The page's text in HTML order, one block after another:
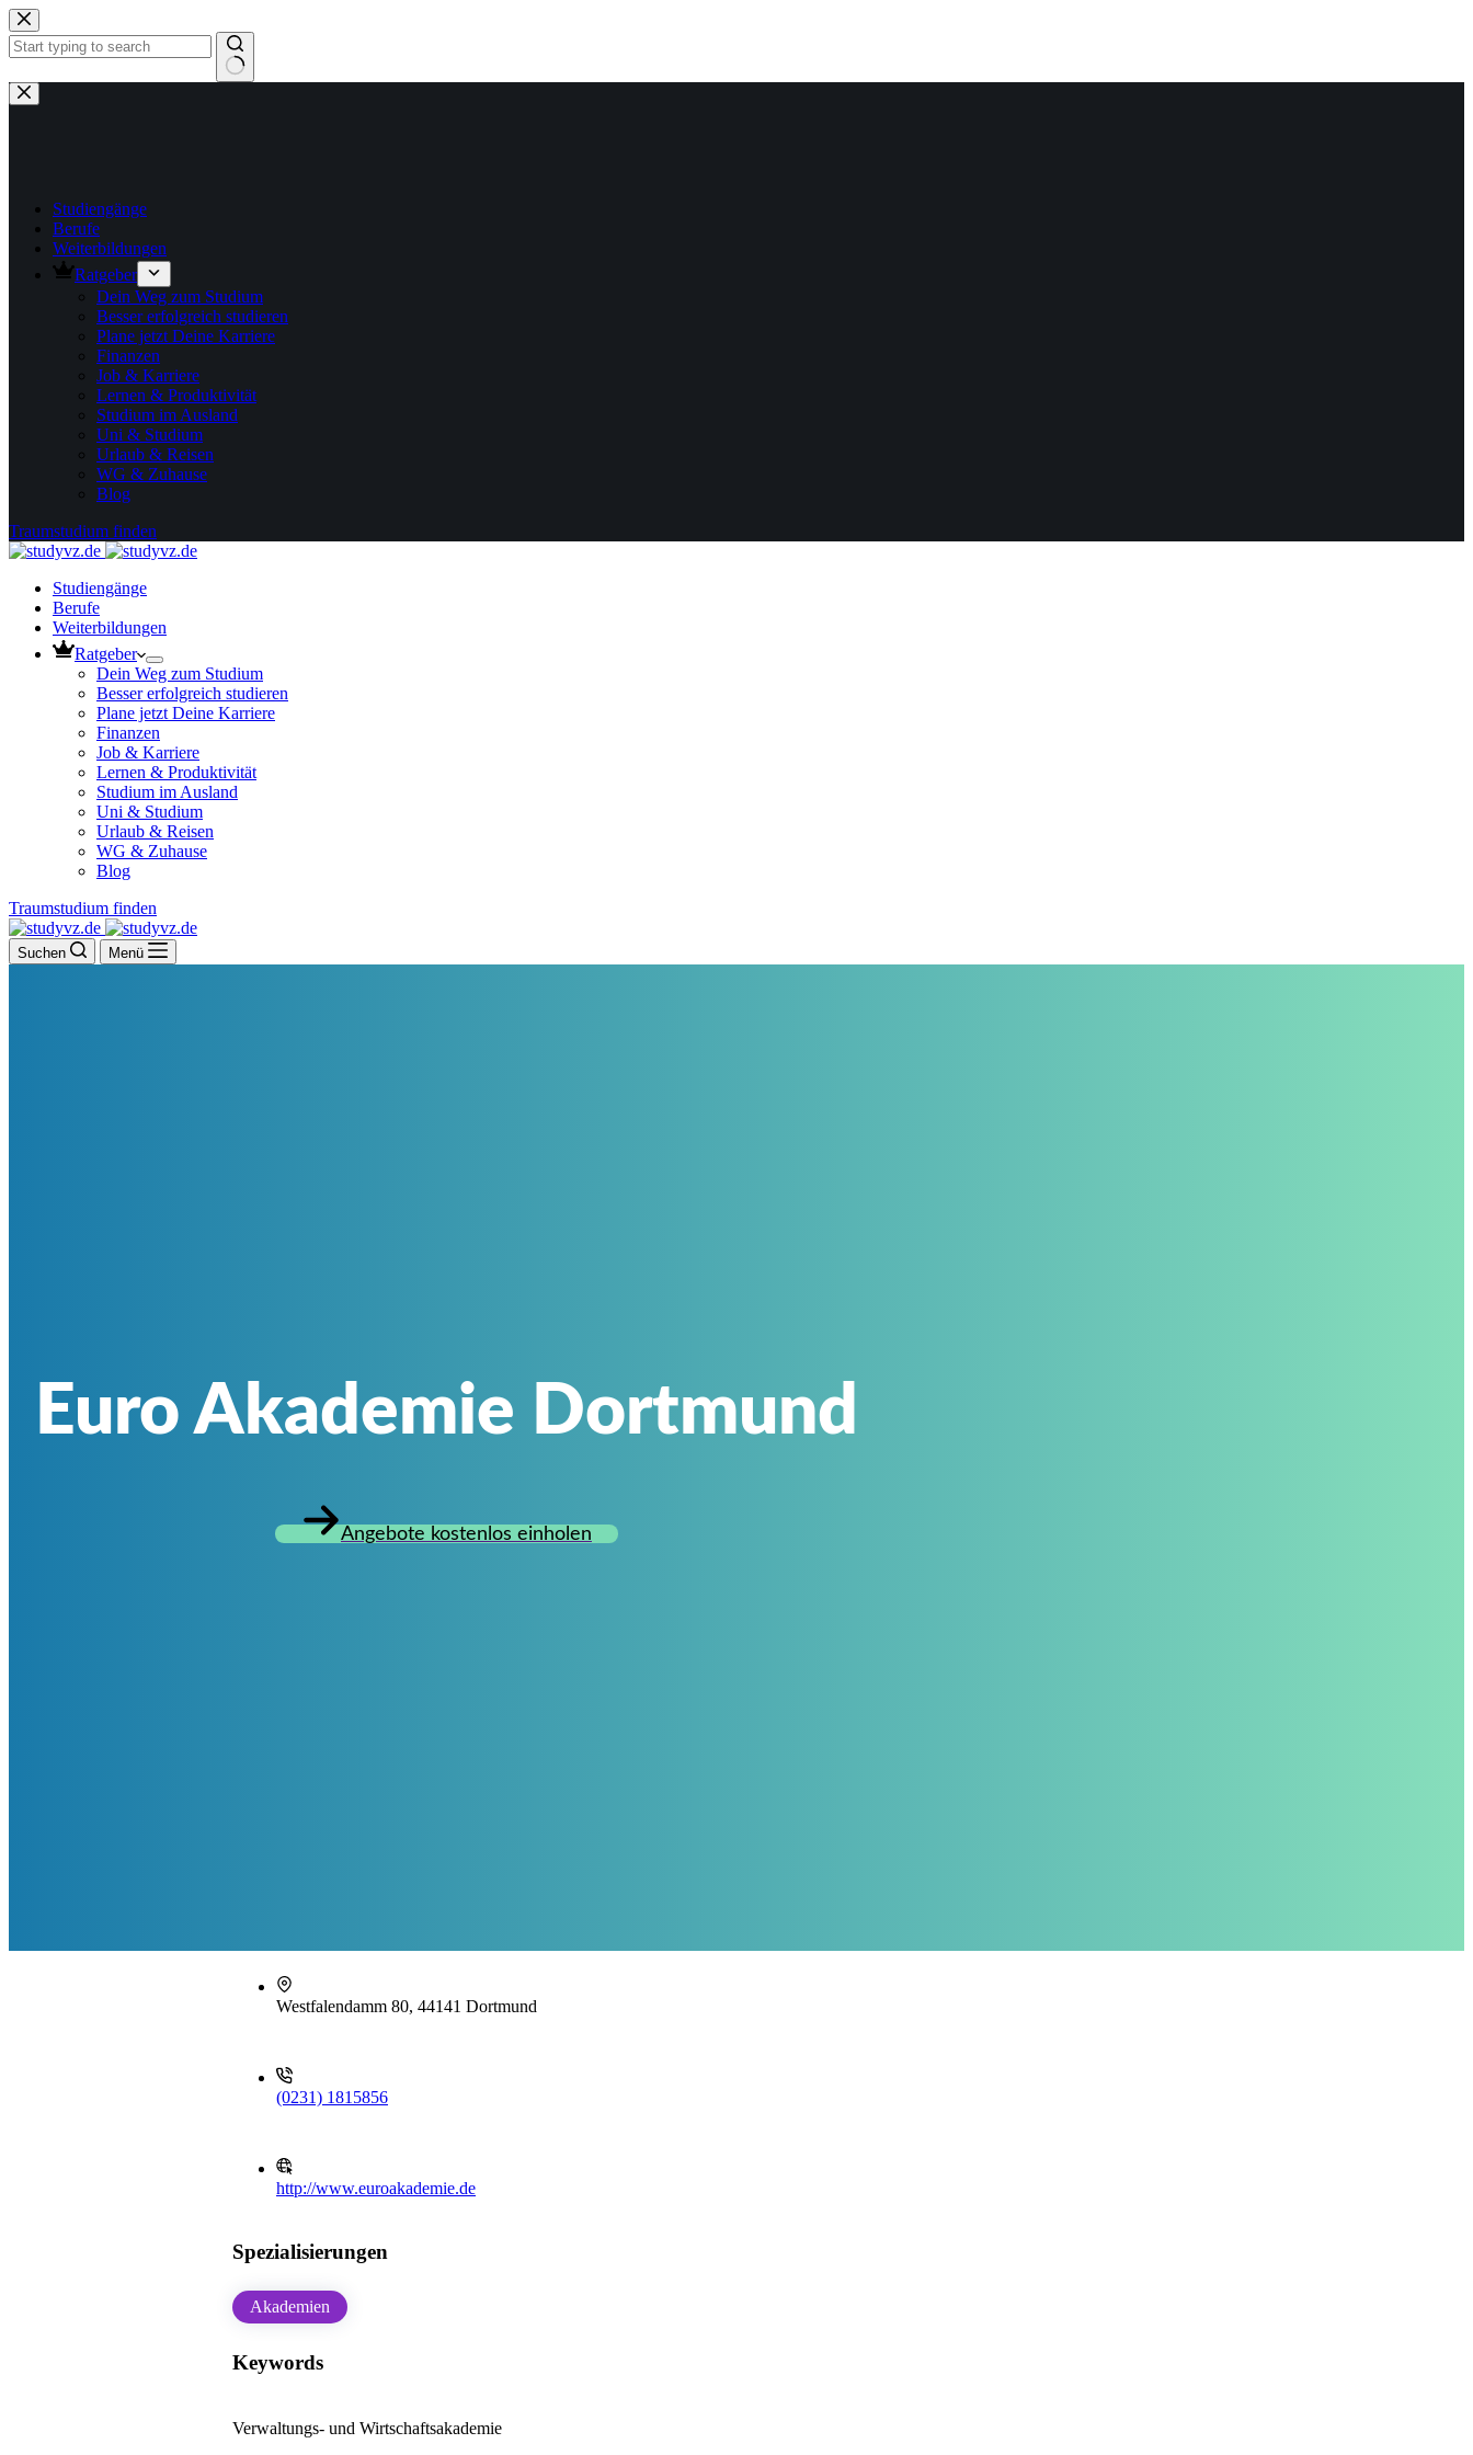
Zum
Inhalt
springen
Keine
Ergebnisse
Studiengänge
Berufe
Weiterbildungen
Ratgeber
Dein Weg zum Studium
Besser erfolgreich studieren
Plane jetzt Deine Karriere
Finanzen
Job & Karriere
Lernen & Produktivität
Studium im Ausland
Uni & Studium
Urlaub & Reisen
WG & Zuhause
Blog
Traumstudium finden
Studiengänge
Berufe
Weiterbildungen
Ratgeber
Dein Weg zum Studium
Besser erfolgreich studieren
Plane jetzt Deine Karriere
Finanzen
Job & Karriere
Lernen & Produktivität
Studium im Ausland
Uni & Studium
Urlaub & Reisen
WG & Zuhause
Blog
Traumstudium finden
Suchen Menü
Euro Akademie Dortmund
Angebote kostenlos einholen
Westfalendamm 80, 44141 Dortmund
(0231) 1815856
http://www.euroakademie.de
Spezialisierungen
Akademien
Keywords
Verwaltungs- und Wirtschaftsakademie